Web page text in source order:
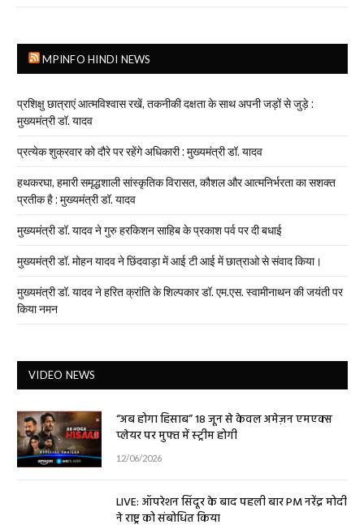
MPINFO HINDI NEWS
प्रशिक्षु छात्राएं आत्मविश्वास रखें, तकनीकी दक्षता के साथ अपनी जड़ों से जुड़े :
मुख्यमंत्री डॉ. यादव
प्रत्येक शुक्रवार को दौरे पर रहेंगे अधिकारी : मुख्यमंत्री डॉ. यादव
हथकरघा, हमारी समृद्धशाली सांस्कृतिक विरासत, कौशल और आत्मनिर्भरता का सशक्त
प्रतीक है : मुख्यमंत्री डॉ. यादव
मुख्यमंत्री डॉ. यादव ने गुरु हरकिशन साहिब के प्रकाश पर्व पर दी बधाई
मुख्यमंत्री डॉ. मोहन यादव ने छिंदवाड़ा में आई टी आई में छात्राओ से संवाद किया।
मुख्यमंत्री डॉ. यादव ने हरित क्रांति के शिल्पकार डॉ. एम.एस. स्वामीनाथन की जयंती पर
किया नमन
VIDEO NEWS
“अब होगा हिसाब” 18 जून से केवल अमेज़न एमएक्स
प्लेयर पर मुफ्त में स्ट्रीम होगी
12/06/2026
LIVE: ऑपरेशन सिंदूर के बाद पहली बार PM नरेंद्र मोदी
ने राष्ट्र को संबोधित किया